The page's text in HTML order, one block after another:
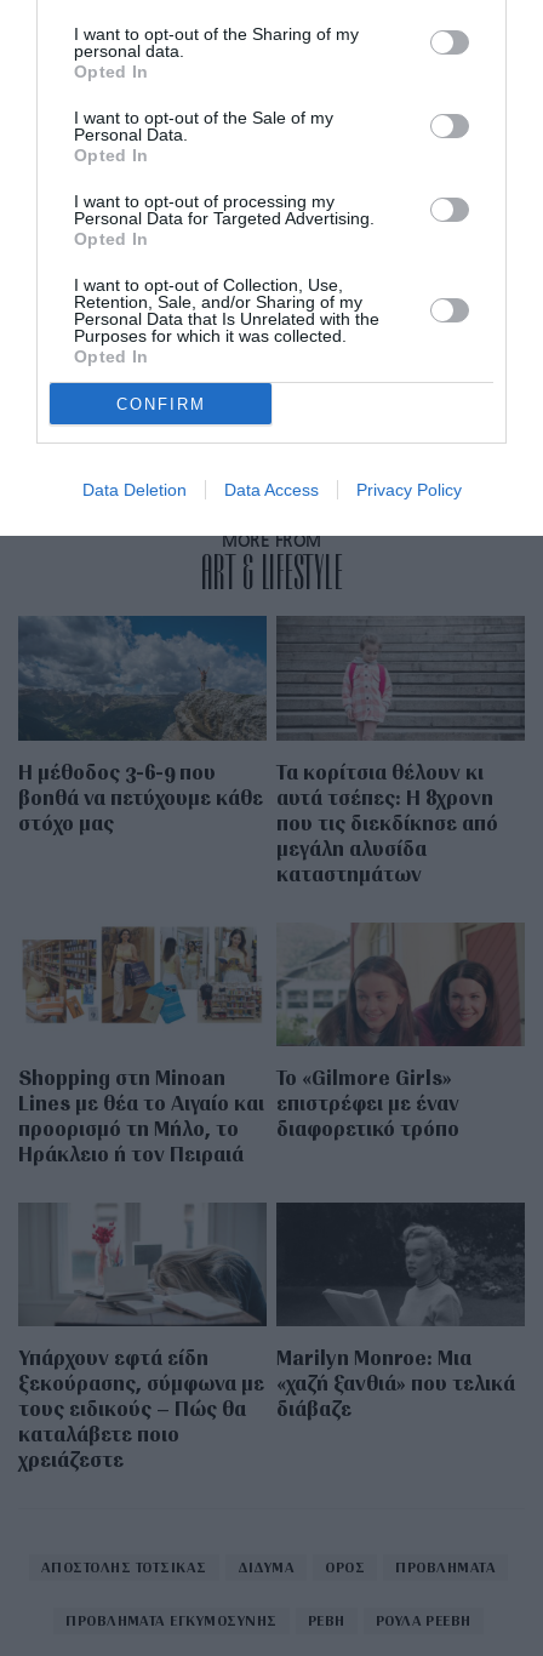
I want to opt-out of the Sharing of my
personal data.
Opted In
I want to opt-out of the Sale of my
Personal Data.
Opted In
I want to opt-out of processing my
Personal Data for Targeted Advertising.
Opted In
I want to opt-out of Collection, Use,
Retention, Sale, and/or Sharing of my
Personal Data that Is Unrelated with the
Purposes for which it was collected.
Opted In
CONFIRM
Data Deletion Data Access Privacy Policy
by=rrevi
RELATED STORY
Ποιους άνδρες κοιτούν πλέον οι
οι TWAGS
MORE FROM
ART & LIFESTYLE
Η μέθοδος 3-6-9 που
βοηθά να πετύχουμε κάθε
στόχο μας
Τα κορίτσια θέλουν κι
αυτά τσέπες: Η 8χρονη
που τις διεκδίκησε από
μεγάλη αλυσίδα
καταστημάτων
Shopping στη Minoan
Lines με θέα το Αιγαίο και
προορισμό τη Μήλο, το
Ηράκλειο ή τον Πειραιά
Το «Gilmore Girls»
επιστρέφει με έναν
διαφορετικό τρόπο
Υπάρχουν εφτά είδη
ξεκούρασης, σύμφωνα με
τους ειδικούς – Πώς θα
καταλάβετε ποιο
χρειάζεστε
Marilyn Monroe: Μια
«χαζή ξανθιά» που τελικά
διάβαζε
ΑΠΟΣΤΟΛΗΣ ΤΟΤΣΙΚΑΣ ΔΙΔΥΜΑ ΟΡΟΣ ΠΡΟΒΛΗΜΑΤΑ
ΠΡΟΒΛΗΜΑΤΑ ΕΓΚΥΜΟΣΥΝΗΣ ΡΕΒΗ ΡΟΥΛΑ ΡΕΕΒΗ